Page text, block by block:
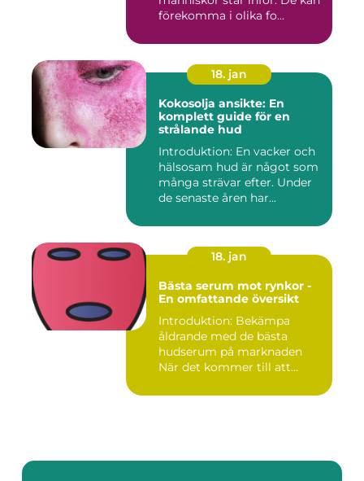
förekomma i olika fo...
18. jan
Kokosolja ansikte: En
komplett guide för en
strålande hud
Introduktion: En vacker och
hälsosam hud är något som
många strävar efter. Under
de senaste åren har...
18. jan
Bästa serum mot rynkor -
En omfattande översikt
Introduktion: Bekämpa
åldrande med de bästa
hudserum på marknaden
När det kommer till att